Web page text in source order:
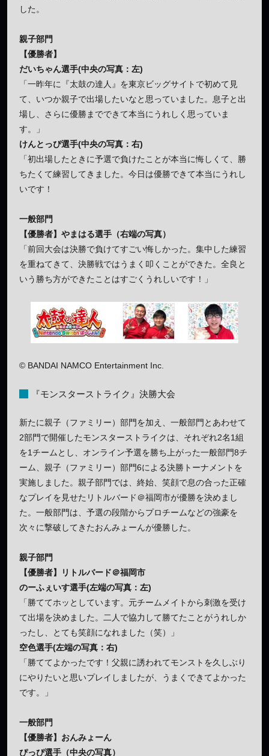
した。
親子部門
【優勝者】
だいちゃん選手(中央の写真：左)
「一昨年に『太鼓の達人』を東京ビッグサイトで初めて見
て、いつか親子で出場したいなと思っていました。息子と出
場し、さらに優勝までできて本当にうれしく思っていま
す。」
けんとっぴ選手(中央の写真：右)
「初出場したときに予選で負けたことが本当に悔しくて、勝
ちたくて練習してきました。今日は優勝できて本当にうれし
いです！
一般部門
【優勝者】やまはる選手（右端の写真）
「前回大会は決勝で負けてすごい悔しかった。集中した練習
を重ねてきて、決勝戦ではうまく叩くことができた。全良と
いう勝ち方ができたことはすごくうれしいです！」
© BANDAI NAMCO Entertainment Inc.
『モンスターストライク』決勝大会
新たに親子（ファミリー）部門を加え、一般部門とあわせて
2部門で開催したモンスターストライクは、それぞれ2名1組
を1チームとし、オンライン予選を勝ち上がった一般部門8チ
ーム、親子（ファミリー）部門6による決勝トーナメントを
実施しました。親子部門では、終始、笑顔で息の合った正確
なプレイを見せたリトルバード＠福岡市が優勝を決めまし
た。一般部門は、予選の段階からプロチームなどの強豪を
次々に撃破してきたおんみょーんが優勝した。
親子部門
【優勝者】リトルバード＠福岡市
のーふぇいす選手(左端の写真：左)
「勝ててホッとしています。元チームメイトから刺激を受け
て出場を決めました。二人で協力して勝てたことがうれしか
ったし、とても笑顔になれました（笑）」
空色選手(左端の写真：右)
「勝ててよかったです！父親に誘われてモンストを久しぶり
にやりたいと思いプレイしましたが、うまくできてよかった
です。」
一般部門
【優勝者】おんみょーん
ぴっぴ選手（中央の写真）